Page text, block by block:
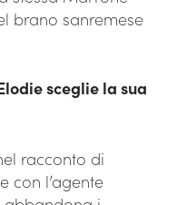
brano sanremese
sceglie la sua
racconto di
con l’agente